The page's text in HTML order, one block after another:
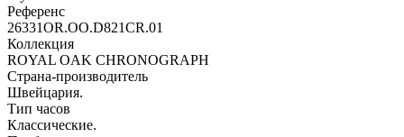
Референс
26331OR.OO.D821CR.01
Коллекция
ROYAL OAK CHRONOGRAPH
Страна-производитель
Швейцария.
Тип часов
Классические.